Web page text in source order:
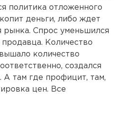
политика отложенного
деньги, либо ждет
рынка. Спрос уменьшился
Количество
количество
создался
там где профицит, там,
цен. Все